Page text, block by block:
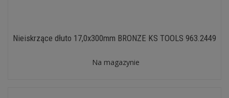
Nieiskrzące dłuto 17,0x300mm BRONZE KS TOOLS 963.2449
Na magazynie